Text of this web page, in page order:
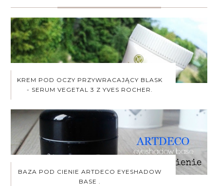
KREM POD OCZY PRZYWRACAJĄCY BLASK
- SERUM VEGETAL 3 Z YVES ROCHER.
BAZA POD CIENIE ARTDECO EYESHADOW
BASE .